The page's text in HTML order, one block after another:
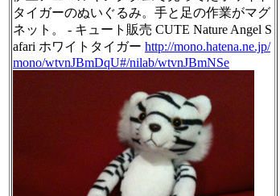
タイガーのぬいぐるみ。手と足の作業がマグ
ネット。 - キュート販売 CUTE Nature Angel S
afari ホワイトタイガー http://mono.hatena.ne.jp/
mono/wtvnJBmDqU#/nilab/wtvnJBmNSe